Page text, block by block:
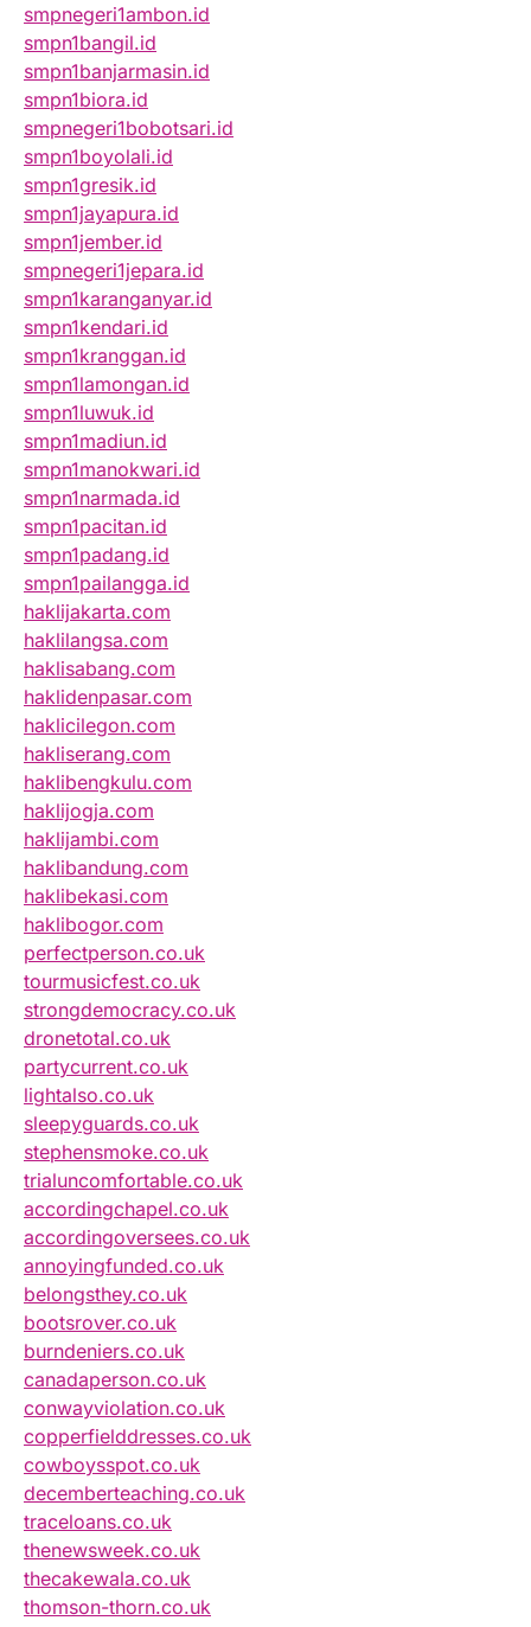
smpnegeri1ambon.id
smpn1bangil.id
smpn1banjarmasin.id
smpn1biora.id
smpnegeri1bobotsari.id
smpn1boyolali.id
smpn1gresik.id
smpn1jayapura.id
smpn1jember.id
smpnegeri1jepara.id
smpn1karanganyar.id
smpn1kendari.id
smpn1kranggan.id
smpn1lamongan.id
smpn1luwuk.id
smpn1madiun.id
smpn1manokwari.id
smpn1narmada.id
smpn1pacitan.id
smpn1padang.id
smpn1pailangga.id
haklijakarta.com
haklilangsa.com
haklisabang.com
haklidenpasar.com
haklicilegon.com
hakliserang.com
haklibengkulu.com
haklijogja.com
haklijambi.com
haklibandung.com
haklibekasi.com
haklibogor.com
perfectperson.co.uk
tourmusicfest.co.uk
strongdemocracy.co.uk
dronetotal.co.uk
partycurrent.co.uk
lightalso.co.uk
sleepyguards.co.uk
stephensmoke.co.uk
trialuncomfortable.co.uk
accordingchapel.co.uk
accordingoversees.co.uk
annoyingfunded.co.uk
belongsthey.co.uk
bootsrover.co.uk
burndeniers.co.uk
canadaperson.co.uk
conwayviolation.co.uk
copperfielddresses.co.uk
cowboysspot.co.uk
decemberteaching.co.uk
traceloans.co.uk
thenewsweek.co.uk
thecakewala.co.uk
thomson-thorn.co.uk